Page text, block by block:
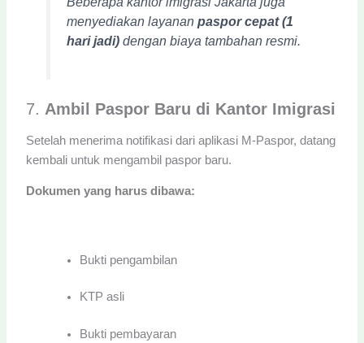
menyediakan layanan paspor cepat (1
hari jadi)dengan biaya tambahan resmi.
7. Ambil Paspor Baru di Kantor Imigrasi
Setelah menerima notifikasi dari aplikasi M-Paspor, datang
kembali untuk mengambil paspor baru.
Dokumen yang harus dibawa:
Bukti pengambilan
KTP asli
Bukti pembayaran